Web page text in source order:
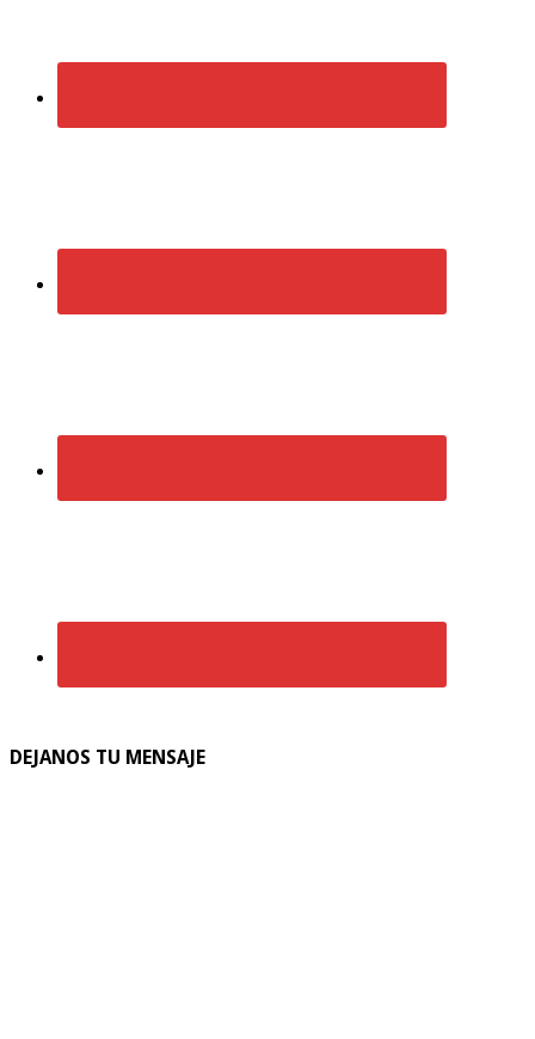
DEJANOS TU MENSAJE